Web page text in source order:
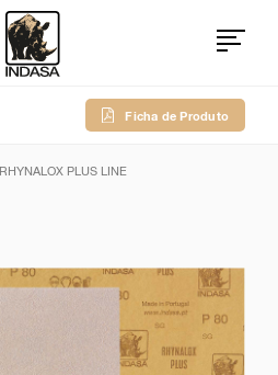
Ficha de Produto
RHYNALOX PLUS LINE